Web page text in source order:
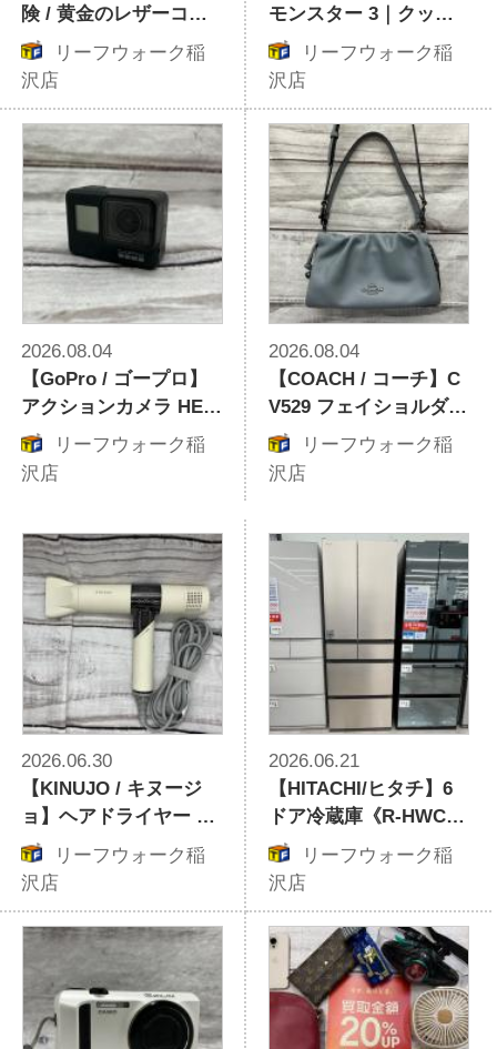
険 / 黄金のレザーコレ
クション】ブチャラテ
ィ カードケース｜大人
革小物の魅力と買取
リーフウォーク稲
沢店
モンスター 3｜クッシ
ョン性で快適な履き心
地を楽しむスニーカー
リーフウォーク稲
沢店
2026.08.04
【GoPro / ゴープロ】
アクションカメラ HER
O7 BLACK｜動画撮影
や旅行にぴったりの中
リーフウォーク稲
沢店
2026.08.04
【COACH / コーチ】C
V529 フェイショルダー
バッグ・ルーシング｜
爽やかなスカイブルー
リーフウォーク稲
沢店
2026.06.30
【KINUJO / キヌージ
ョ】ヘアドライヤー KH
301｜毎日のヘアドライ
が快適になるコンパク
ン
リーフウォーク稲
沢店
2026.06.21
【HITACHI/ヒタチ】6
ドア冷蔵庫《R-HWC54
X》のご紹介！！
リーフウォーク稲
沢店